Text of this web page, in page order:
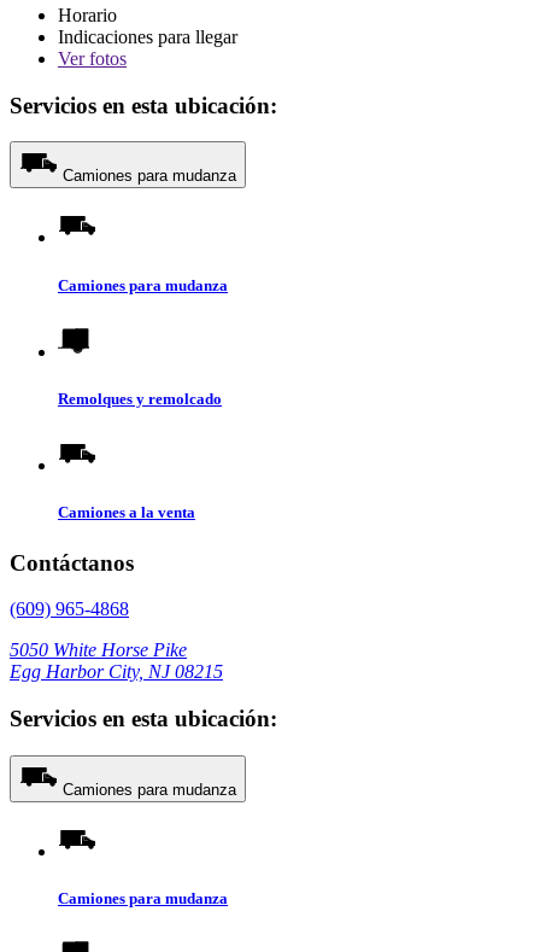
Horario
Indicaciones para llegar
Verfotos
Servicios en esta ubicación:
Camiones para mudanza
Camiones para mudanza
Remolques y remolcado
Camiones a la venta
Contáctanos
(609) 965-4868
5050 White Horse Pike
Egg Harbor City, NJ 08215
Servicios en esta ubicación:
Camiones para mudanza
Camiones para mudanza